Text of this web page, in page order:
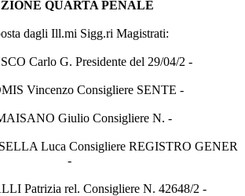
QUARTA PENALE
dagli Ill.mi Sigg.ri Magistrati:
Carlo G. Presidente del 29/04/2 -
Vincenzo Consigliere SENTE -
Giulio Consigliere N. -
Luca Consigliere REGISTRO GENER
-
Patrizia rel. Consigliere N. 42648/2 -